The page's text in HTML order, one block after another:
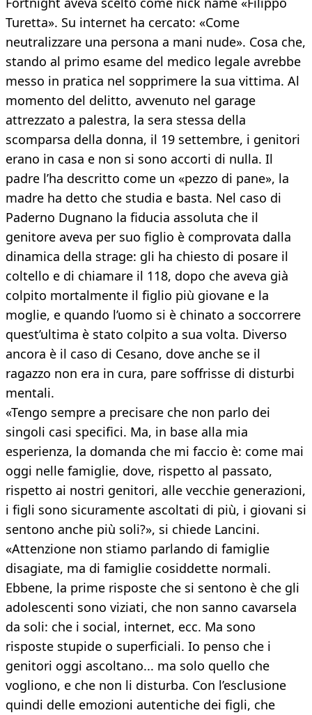
Turetta». Su internet ha cercato: «Come
neutralizzare una persona a mani nude». Cosa che,
stando al primo esame del medico legale avrebbe
messo in pratica nel sopprimere la sua vittima. Al
momento del delitto, avvenuto nel garage
attrezzato a palestra, la sera stessa della
scomparsa della donna, il 19 settembre, i genitori
erano in casa e non si sono accorti di nulla. Il
padre l’ha descritto come un «pezzo di pane», la
madre ha detto che studia e basta. Nel caso di
Paderno Dugnano la fiducia assoluta che il
genitore aveva per suo figlio è comprovata dalla
dinamica della strage: gli ha chiesto di posare il
coltello e di chiamare il 118, dopo che aveva già
colpito mortalmente il figlio più giovane e la
moglie, e quando l’uomo si è chinato a soccorrere
quest’ultima è stato colpito a sua volta. Diverso
ancora è il caso di Cesano, dove anche se il
ragazzo non era in cura, pare soffrisse di disturbi
mentali.
«Tengo sempre a precisare che non parlo dei
singoli casi specifici. Ma, in base alla mia
esperienza, la domanda che mi faccio è: come mai
oggi nelle famiglie, dove, rispetto al passato,
rispetto ai nostri genitori, alle vecchie generazioni,
i figli sono sicuramente ascoltati di più, i giovani si
sentono anche più soli?», si chiede Lancini.
«Attenzione non stiamo parlando di famiglie
disagiate, ma di famiglie cosiddette normali.
Ebbene, la prime risposte che si sentono è che gli
adolescenti sono viziati, che non sanno cavarsela
da soli: che i social, internet, ecc. Ma sono
risposte stupide o superficiali. Io penso che i
genitori oggi ascoltano... ma solo quello che
vogliono, e che non li disturba. Con l’esclusione
quindi delle emozioni autentiche dei figli, che